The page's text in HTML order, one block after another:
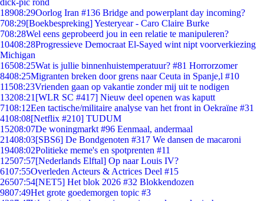
dick-pic rond
18908:29Oorlog Iran #136 Bridge and powerplant day incoming?
708:29[Boekbespreking] Yesteryear - Caro Claire Burke
708:28Wel eens geprobeerd jou in een relatie te manipuleren?
10408:28Progressieve Democraat El-Sayed wint nipt voorverkiezing
Michigan
16508:25Wat is jullie binnenhuistemperatuur? #81 Horrorzomer
8408:25Migranten breken door grens naar Ceuta in Spanje,l #10
11508:23Vrienden gaan op vakantie zonder mij uit te nodigen
13208:21 [WLR SC #417] Nieuw deel openen was kaputt
7108:12Een tactische/militaire analyse van het front in Oekraïne #31
4108:08[Netflix #210] TUDUM
15208:07De woningmarkt #96 Eenmaal, andermaal
21408:03[SBS6] De Bondgenoten #317 We dansen de macaroni
19408:02Politieke meme's en spotprenten #11
12507:57[Nederlands Elftal] Op naar Louis IV?
6107:55Overleden Acteurs & Actrices Deel #15
26507:54[NET5] Het blok 2026 #32 Blokkendozen
9807:49Het grote goedemorgen topic #3